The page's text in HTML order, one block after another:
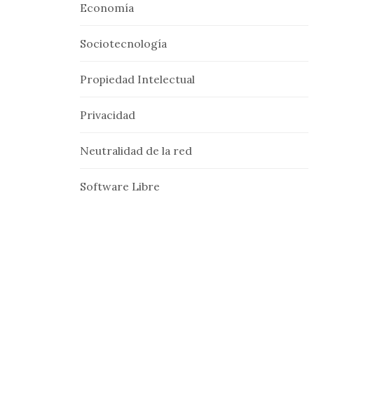
Economía
Sociotecnología
Propiedad Intelectual
Privacidad
Neutralidad de la red
Software Libre